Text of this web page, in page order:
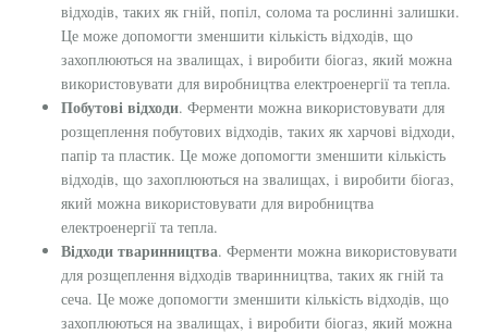
відходів, таких як гній, попіл, солома та рослинні залишки.
Це може допомогти зменшити кількість відходів, що
захоплюються на звалищах, і виробити біогаз, який можна
використовувати для виробництва електроенергії та тепла.
Побутові відходи. Ферменти можна використовувати для
розщеплення побутових відходів, таких як харчові відходи,
папір та пластик. Це може допомогти зменшити кількість
відходів, що захоплюються на звалищах, і виробити біогаз,
який можна використовувати для виробництва
електроенергії та тепла.
Відходи тваринництва. Ферменти можна використовувати
для розщеплення відходів тваринництва, таких як гній та
сеча. Це може допомогти зменшити кількість відходів, що
захоплюються на звалищах, і виробити біогаз, який можна